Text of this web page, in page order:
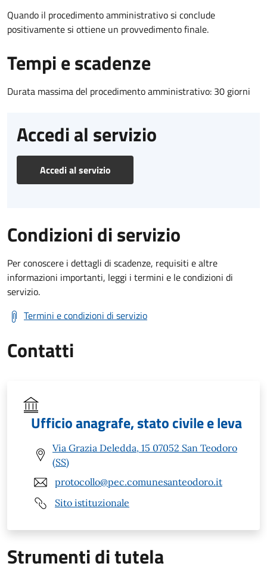
Quando il procedimento amministrativo si conclude
positivamente si ottiene un provvedimento finale.
Tempi e scadenze
Durata massima del procedimento amministrativo: 30 giorni
Accedi al servizio
Accedi al servizio
Condizioni di servizio
Per conoscere i dettagli di scadenze, requisiti e altre
informazioni importanti, leggi i termini e le condizioni di
servizio.
Termini e condizioni di servizio
Contatti
Ufficio anagrafe, stato civile e leva
Via Grazia Deledda, 15 07052 San Teodoro
(SS)
protocollo@pec.comunesanteodoro.it
Sito istituzionale
Strumenti di tutela